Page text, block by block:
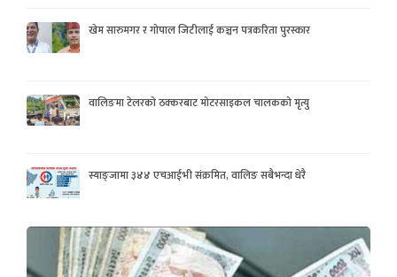
खेम सारुमगर र गोपाल जिटीलाई कञ्चन पत्रकरिता पुरस्कार
वालिङमा टेलरको ठक्करबाट मोटरसाइकल चालकको मृत्यु
स्याङ्जामा ३४४ एचआईभी संक्रमित, वालिङ सबैभन्दा धेरै